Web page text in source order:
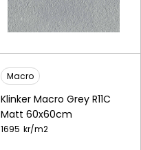
Macro
Klinker Macro Grey R11C
Matt 60x60cm
1695 kr/m2